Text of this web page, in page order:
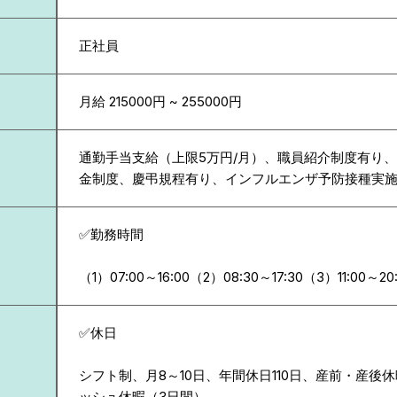
正社員
月給 215000円 ~ 255000円
通勤手当支給（上限5万円/月）、職員紹介制度有り
金制度、慶弔規程有り、インフルエンザ予防接種実施
✅勤務時間
（1）07:00～16:00（2）08:30～17:30（3）11:00～
✅休日
シフト制、月8～10日、年間休日110日、産前・産後